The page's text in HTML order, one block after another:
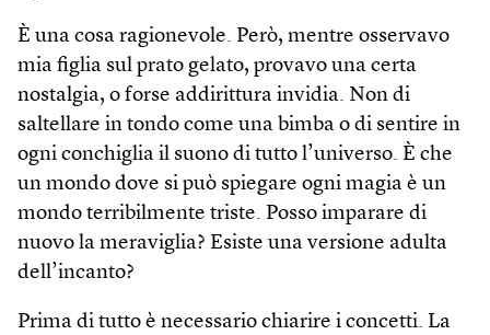
È una cosa ragionevole. Però, mentre osservavo
mia figlia sul prato gelato, provavo una certa
nostalgia, o forse addirittura invidia. Non di
saltellare in tondo come una bimba o di sentire in
ogni conchiglia il suono di tutto l’universo. È che
un mondo dove si può spiegare ogni magia è un
mondo terribilmente triste. Posso imparare di
nuovo la meraviglia? Esiste una versione adulta
dell’incanto?
Prima di tutto è necessario chiarire i concetti. La